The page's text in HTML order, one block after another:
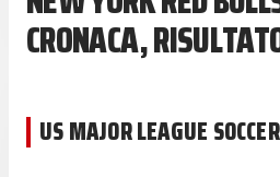
CRONACA,
US MAJOR LEAGUE